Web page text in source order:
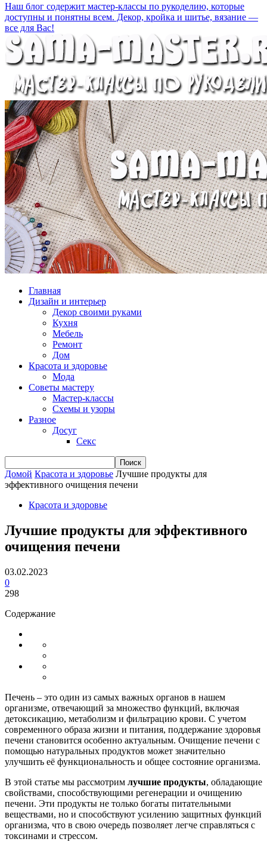
Наш блог содержит мастер-классы по рукоделию, которые
доступны и понятны всем. Декор, кройка и шитье, вязание —
все для Вас!
Главная
Дизайн и интерьер
Декор своими руками
Кухня
Мебель
Ремонт
Дом
Красота и здоровье
Мода
Советы мастеру
Мастер-классы
Схемы и узоры
Разное
Досуг
Секс
Домой Красота и здоровье Лучшие продукты для
эффективного очищения печени
Красота и здоровье
Лучшие продукты для эффективного
очищения печени
03.02.2023
0
298
Содержание
Печень – это один из самых важных органов в нашем
организме, отвечающий за множество функций, включая
детоксикацию, метаболизм и фильтрацию крови. С учетом
современного образа жизни и питания, поддержание здоровья
печени становится особенно актуальным. Очищение печени с
помощью натуральных продуктов может значительно
улучшить её функциональность и общее состояние организма.
В этой статье мы рассмотрим лучшие продукты, обладающие
свойствами, способствующими регенерации и очищению
печени. Эти продукты не только богаты питательными
веществами, но и способствуют усилению защитных функций
организма, что в свою очередь позволяет легче справляться с
токсинами и стрессом.